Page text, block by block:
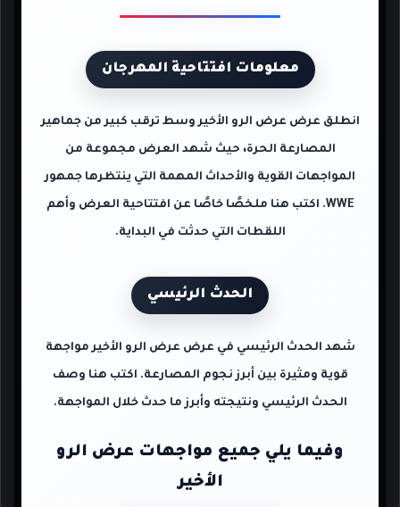
معلومات افتتاحية المهرجان
انطلق عرض عرض الرو الأخير وسط ترقب كبير من جماهير
المصارعة الحرة، حيث شهد العرض مجموعة من
المواجهات القوية والأحداث المهمة التي ينتظرها جمهور
WWE. اكتب هنا ملخصًا خاصًا عن افتتاحية العرض وأهم
اللقطات التي حدثت في البداية.
الحدث الرئيسي
شهد الحدث الرئيسي في عرض عرض الرو الأخير مواجهة
قوية ومثيرة بين أبرز نجوم المصارعة. اكتب هنا وصف
الحدث الرئيسي ونتيجته وأبرز ما حدث خلال المواجهة.
وفيما يلي جميع مواجهات عرض الرو
الأخير